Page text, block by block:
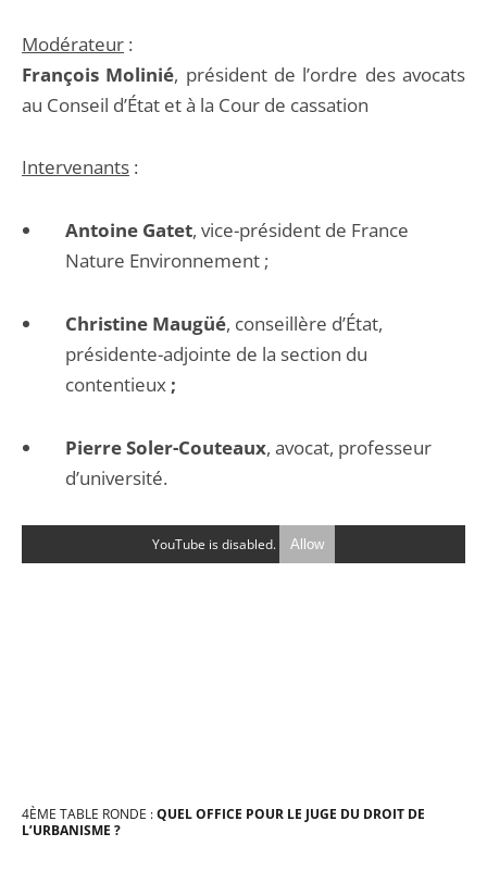
Modérateur :
François Molinié, président de l’ordre des avocats
au Conseil d’État et à la Cour de cassation
Intervenants :
Antoine Gatet, vice-président de France
Nature Environnement ;
Christine Maugüé, conseillère d’État,
présidente-adjointe de la section du
contentieux ;
Pierre Soler-Couteaux, avocat, professeur
d’université.
YouTube is disabled. Allow
4ÈME TABLE RONDE :QUEL OFFICE POUR LE JUGE DU DROIT DE
L’URBANISME ?